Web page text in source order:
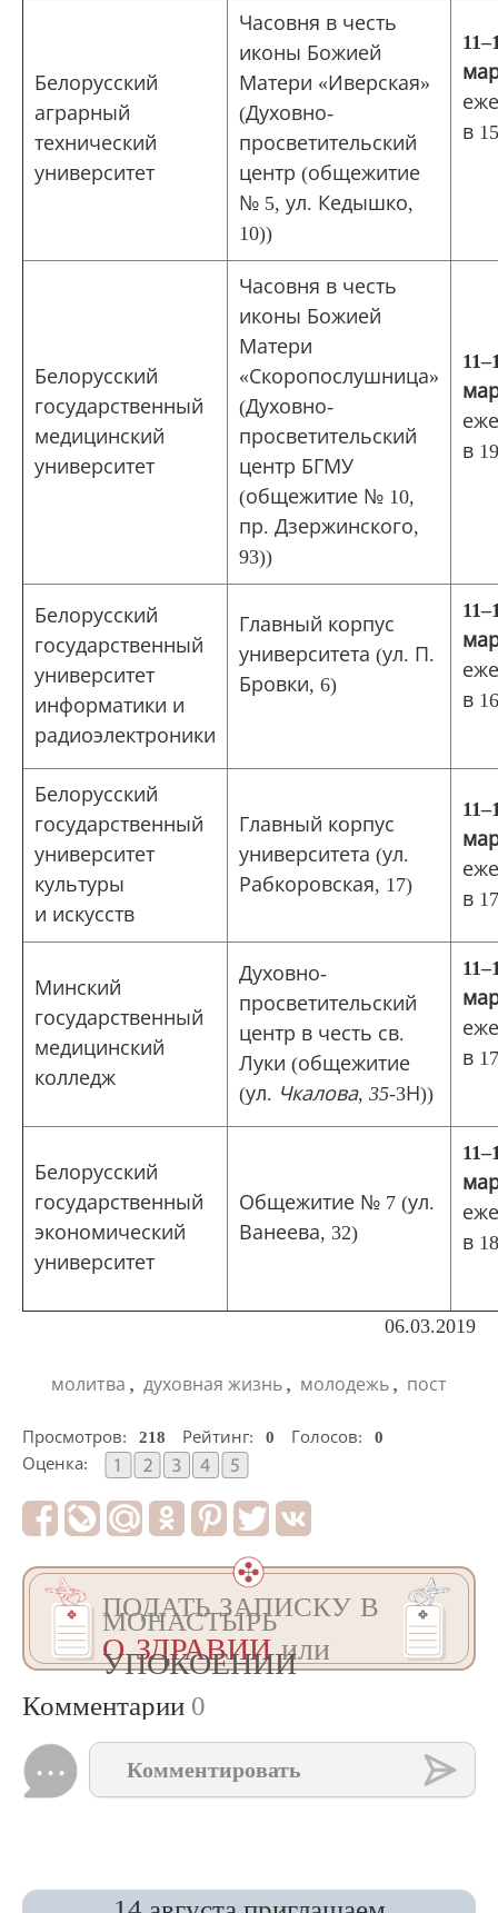
Белорусский
аграрный
технический
университет
Часовня в честь
иконы Божией
Матери «Иверская»
(Духовно-
просветительский
центр (общежитие
№ 5, ул. Кедышко,
10))
11‒
в
Белорусский
государственный
медицинский
университет
Часовня в честь
иконы Божией
Матери
«Скоропослушница»
(Духовно-
просветительский
центр БГМУ
(общежитие № 10,
пр. Дзержинского,
93))
11‒
в
Белорусский
государственный
университет
информатики и
радиоэлектроники
Главный корпус
университета (ул. П.
Бровки, 6)
11‒
в
Белорусский
государственный
университет
культуры
и искусств
Главный корпус
университета (ул.
Рабкоровская, 17)
11‒
в
Минский
государственный
медицинский
колледж
Духовно-
просветительский
центр в честь св.
Луки (общежитие
(ул. Чкалова, 35-3Н))
11‒
в
Белорусский
государственный
экономический
университет
Общежитие № 7 (ул.
Ванеева, 32)
11‒
в
06.03.2019
молитва , духовная жизнь , молодежь , пост
Просмотров: 218 Рейтинг: 0 Голосов:
0
Оценка:
ПОДАТЬ ЗАПИСКУ В
МОНАСТЫРЬ
О ЗДРАВИИили
УПОКОЕНИИ
Комментарии 0
Комментировать